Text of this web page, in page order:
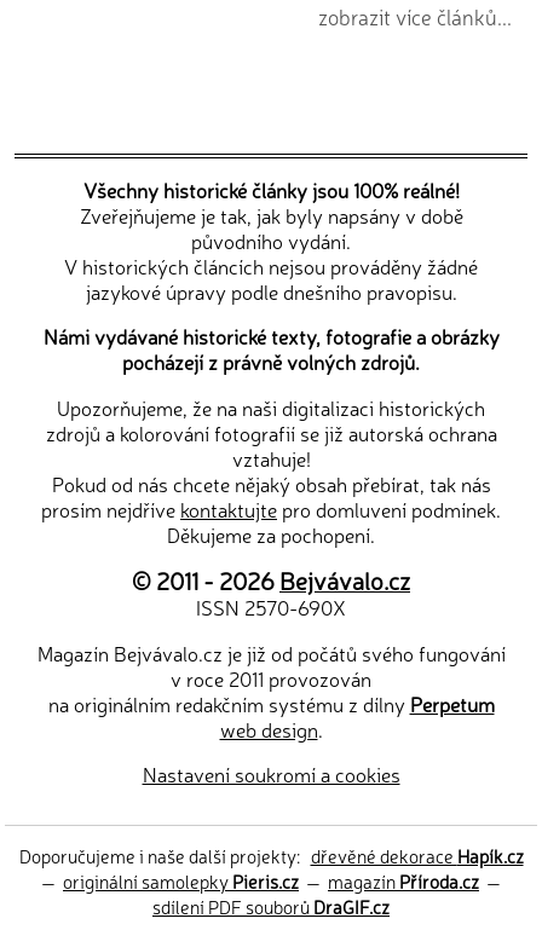
zobrazit více článků...
Všechny historické články jsou 100% reálné!
Zveřejňujeme je tak, jak byly napsány v době
původního vydání.
V historických článcích nejsou prováděny žádné
jazykové úpravy podle dnešního pravopisu.
Námi vydávané historické texty, fotografie a obrázky
pocházejí z právně volných zdrojů.
Upozorňujeme, že na naši digitalizaci historických
zdrojů a kolorování fotografií se již autorská ochrana
vztahuje!
Pokud od nás chcete nějaký obsah přebírat, tak nás
prosím nejdříve kontaktujte pro domluvení podmínek.
Děkujeme za pochopení.
© 2011 - 2026Bejvávalo.cz
ISSN 2570-690X
Magazín Bejvávalo.cz je již od počátů svého fungování
v roce 2011 provozován
na originálním redakčním systému z dílny Perpetum
web design.
Nastavení soukromí a cookies
Doporučujeme i naše další projekty: dřevěné dekorace Hapík.cz
— originální samolepkyPieris.cz — magazínPříroda.cz —
sdílení PDF souborůDraGIF.cz